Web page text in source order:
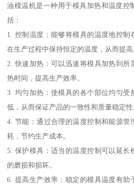
油模温机是一种用于模具加热和温度控
括：
1. 控制温度：能够将模具的温度地控制
在生产过程中保持恒定的温度，从而提高
2. 快速加热：可以迅速将模具加热到所
热时间，提高生产效率。
3. 均匀加热：使模具的各个部位均匀受
低，从而保证产品的一致性和质量稳定性
4. 节能：通过合理的温度控制和能源管
耗，节约生产成本。
5. 保护模具：适当的温度控制可以延长
的磨损和损坏。
6. 提高生产效率：稳定的模具温度有助